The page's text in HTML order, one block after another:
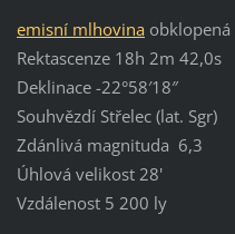
emisní mlhovina obklopená
Rektascenze 18h 2m 42,0s
Deklinace -22°58′18″
Souhvězdí Střelec (lat. Sgr)
Zdánlivá magnituda 6,3
Úhlová velikost 28'
Vzdálenost 5 200 ly